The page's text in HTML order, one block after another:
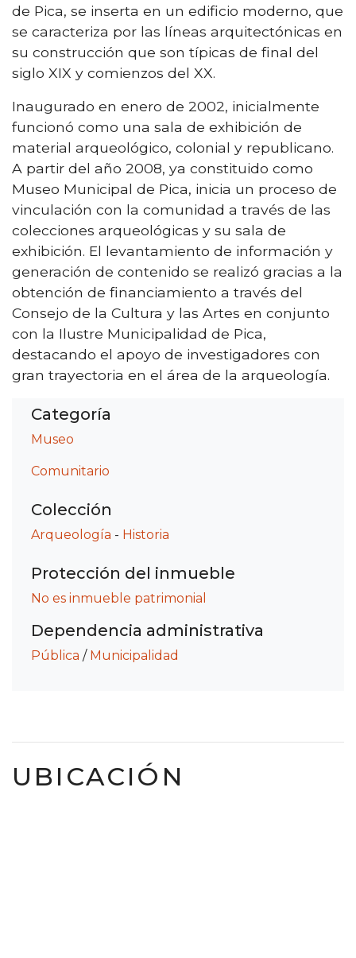
de Pica, se inserta en un edificio moderno, que
se caracteriza por las líneas arquitectónicas en
su construcción que son típicas de final del
siglo XIX y comienzos del XX.
Inaugurado en enero de 2002, inicialmente
funcionó como una sala de exhibición de
material arqueológico, colonial y republicano.
A partir del año 2008, ya constituido como
Museo Municipal de Pica, inicia un proceso de
vinculación con la comunidad a través de las
colecciones arqueológicas y su sala de
exhibición. El levantamiento de información y
generación de contenido se realizó gracias a la
obtención de financiamiento a través del
Consejo de la Cultura y las Artes en conjunto
con la Ilustre Municipalidad de Pica,
destacando el apoyo de investigadores con
gran trayectoria en el área de la arqueología.
Categoría
Museo
Comunitario
Colección
Arqueología - Historia
Protección del inmueble
No es inmueble patrimonial
Dependencia administrativa
Pública / Municipalidad
UBICACIÓN